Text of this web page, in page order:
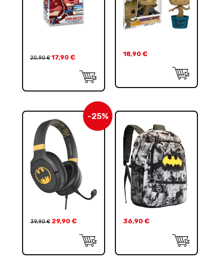
20,90€ 17,90 € 18,90 €
-25%
39,90€ 29,90 € 36,90 €